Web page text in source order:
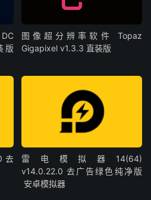
版
图像超分辨率软件 Topaz
Gigapixel v1.3.3 直装版
去
雷电模拟器14(64)
v14.0.22.0 去广告绿色纯净版
安卓模拟器